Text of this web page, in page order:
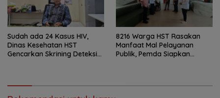
Sudah ada 24 Kasus HIV,
Dinas Kesehatan HST
Gencarkan Skrining Deteksi
8216 Warga HST Rasakan
Manfaat Mal Pelayanan
Publik, Pemda Siapkan